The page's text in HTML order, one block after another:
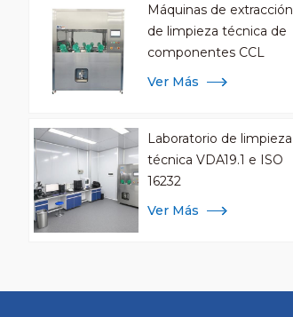
Máquinas de extracción
de limpieza técnica de
componentes CCL
Ver Más
Laboratorio de limpieza
técnica VDA19.1 e ISO
16232
Ver Más